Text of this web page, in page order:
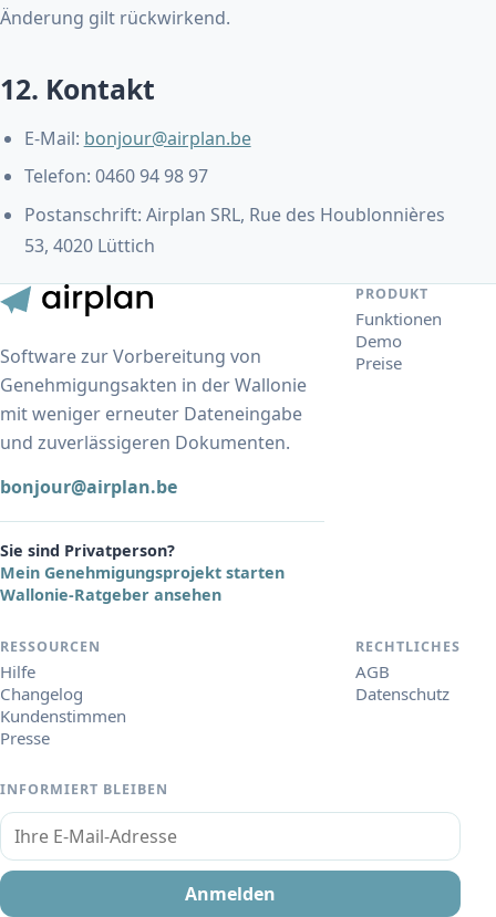
Änderung gilt rückwirkend.
12. Kontakt
E-Mail: bonjour@airplan.be
Telefon: 0460 94 98 97
Postanschrift: Airplan SRL, Rue des Houblonnières
53, 4020 Lüttich
Software zur Vorbereitung von
Genehmigungsakten in der Wallonie
mit weniger erneuter Dateneingabe
und zuverlässigeren Dokumenten.
bonjour@airplan.be
Sie sind Privatperson?
Mein Genehmigungsprojekt starten
Wallonie-Ratgeber ansehen
PRODUKT
Funktionen
Demo
Preise
RESSOURCEN
Hilfe
Changelog
Kundenstimmen
Presse
RECHTLICHES
AGB
Datenschutz
INFORMIERT BLEIBEN
Ihre E-Mail-Adresse
Anmelden